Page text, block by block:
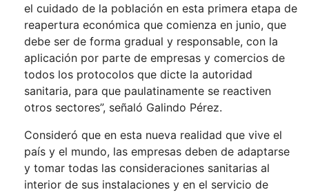
el cuidado de la población en esta primera etapa de
reapertura económica que comienza en junio, que
debe ser de forma gradual y responsable, con la
aplicación por parte de empresas y comercios de
todos los protocolos que dicte la autoridad
sanitaria, para que paulatinamente se reactiven
otros sectores”, señaló Galindo Pérez.
Consideró que en esta nueva realidad que vive el
país y el mundo, las empresas deben de adaptarse
y tomar todas las consideraciones sanitarias al
interior de sus instalaciones y en el servicio de